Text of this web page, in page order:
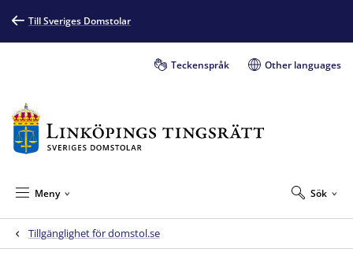
Till Sveriges Domstolar
Teckenspråk Other languages
Sök
Meny
Tillgänglighet för domstol.se